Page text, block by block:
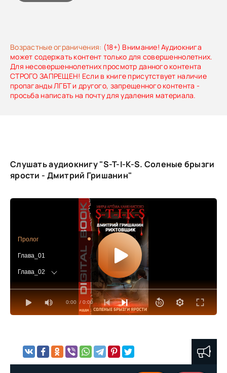
Возрастные ограничения: (18+) Внимание! Аудиокнига
может содержать контент только для совершеннолетних.
Для несовершеннолетних просмотр данного контента
СТРОГО ЗАПРЕЩЕН! Если в книге присутствует наличие
пропаганды ЛГБТ и другого, запрещенного контента -
просьба написать на почту для удаления материала.
Слушать аудиокнигу "S-T-I-K-S. Соленые брызги
ярости - Дмитрий Гришанин"
0:00 / 0:00
Пролог
Глава_01
Глава_02
Глава_03
Глава_04
Глава_07